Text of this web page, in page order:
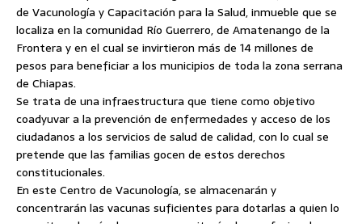
de Vacunología y Capacitación para la Salud, inmueble que se
localiza en la comunidad Río Guerrero, de Amatenango de la
Frontera y en el cual se invirtieron más de 14 millones de
pesos para beneficiar a los municipios de toda la zona serrana
de Chiapas.
Se trata de una infraestructura que tiene como objetivo
coadyuvar a la prevención de enfermedades y acceso de los
ciudadanos a los servicios de salud de calidad, con lo cual se
pretende que las familias gocen de estos derechos
constitucionales.
En este Centro de Vacunología, se almacenarán y
concentrarán las vacunas suficientes para dotarlas a quien lo